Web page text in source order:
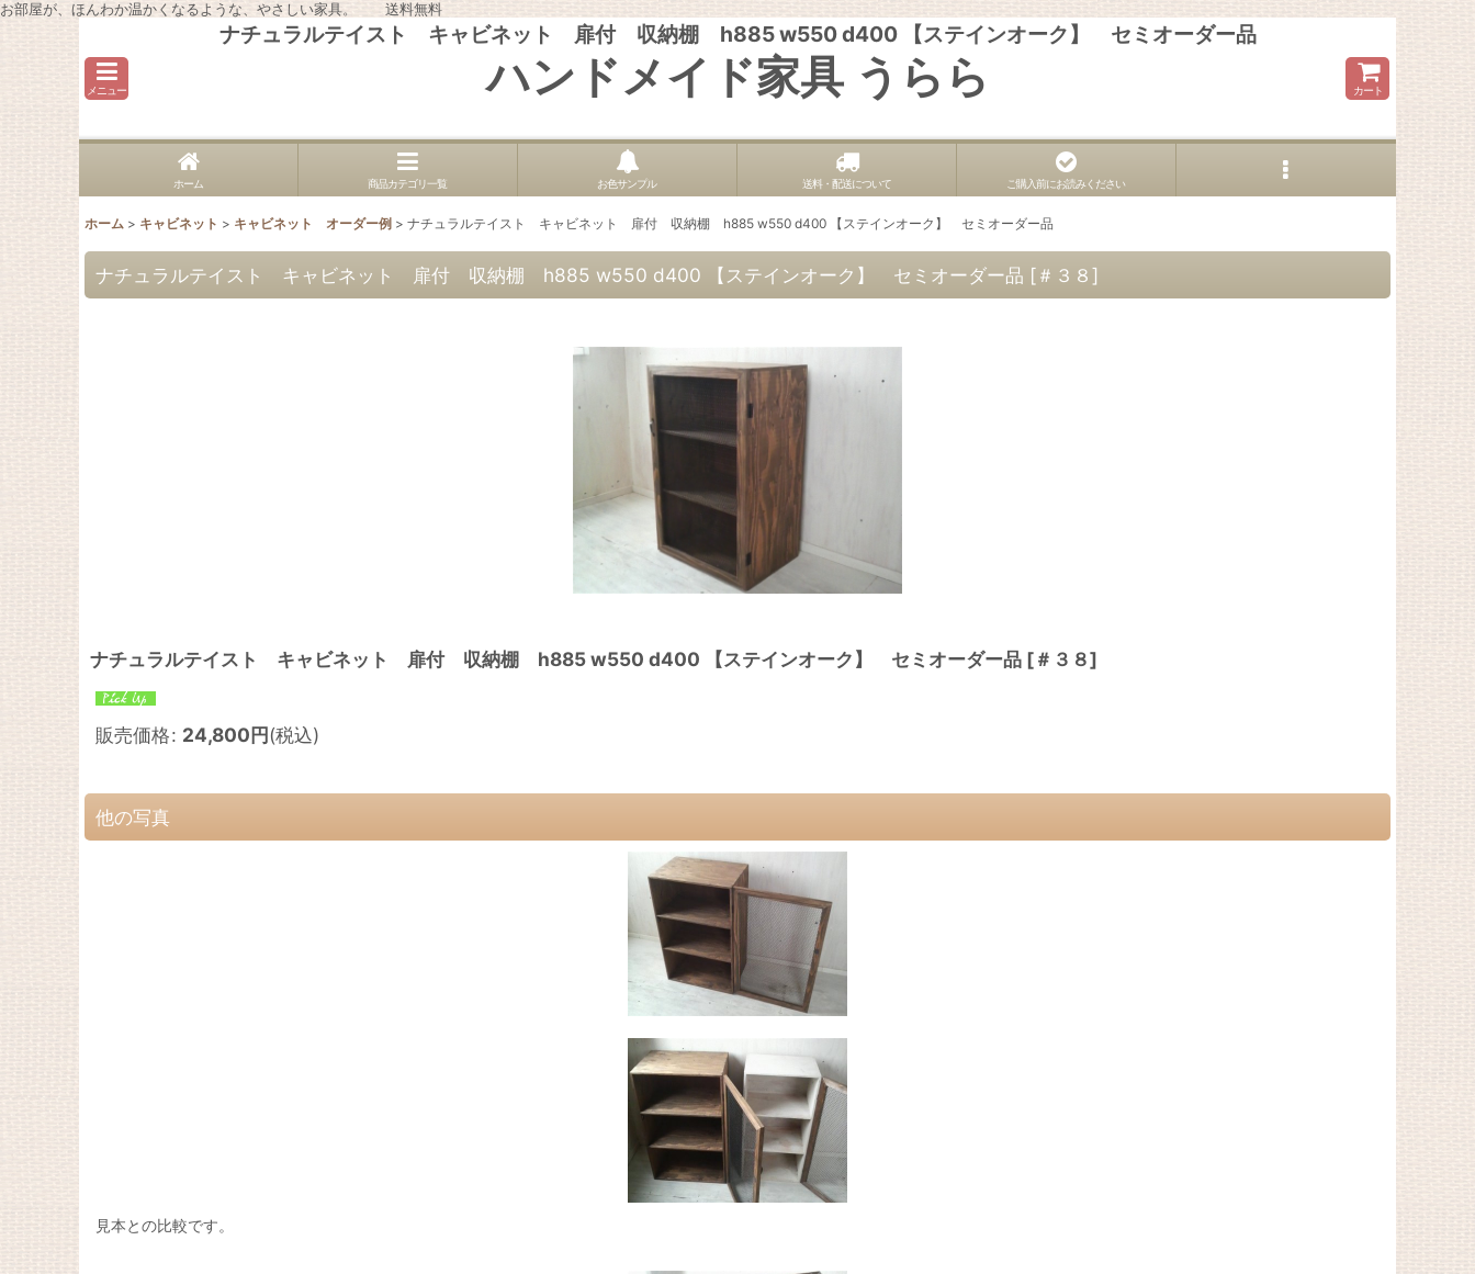
お部屋が、ほんわか温かくなるような、やさしい家具。 送料無料
ナチュラルテイスト キャビネット 扉付 収納棚 h885 w550 d400 【ステインオーク】 セミオーダー品
メニュー ハンドメイド家具 うらら カート
ホーム 商品カテゴリ一覧 お色サンプル 送料・配送について ご購入前にお読みください
ホーム > キャビネット > キャビネット オーダー例 > ナチュラルテイスト キャビネット 扉付 収納棚 h885 w550 d400 【ステインオーク】 セミオーダー品
ナチュラルテイスト キャビネット 扉付 収納棚 h885 w550 d400 【ステインオーク】 セミオーダー品 [＃３８]
ナチュラルテイスト キャビネット 扉付 収納棚 h885 w550 d400 【ステインオーク】 セミオーダー品 [＃３８]
販売価格: 24,800円(税込)
他の写真
見本との比較です。